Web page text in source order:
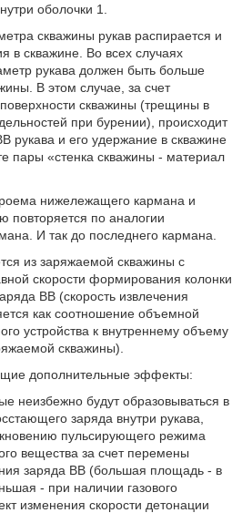
оболочки 1.
скважины рукав распирается и
в скважине. Во всех случаях
рукава должен быть больше
В этом случае, за счет
скважины (трещины в
при бурении), происходит
рукава и его удержание в скважине
пары «стенка скважины - материал
нижележащего кармана и
повторяется по аналогии
И так до последнего кармана.
из заряжаемой скважины с
скорости формирования колонки
ВВ (скорость извлечения
как соотношение объемной
устройства к внутреннему объему
скважины).
дополнительные эффекты:
неизбежно будут образовываться в
заряда внутри рукава,
пульсирующего режима
вещества за счет перемены
заряда ВВ (большая площадь - в
- при наличии газового
изменения скорости детонации